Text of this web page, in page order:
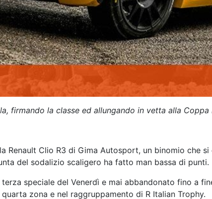
firmando la classe ed allungando in vetta alla
Renault Clio R3 di Gima Autosport, un binomio che
del sodalizio scaligero ha fatto man bassa di punti.
speciale del Venerdì e mai abbandonato fino a
zona e nel raggruppamento di R Italian Trophy.